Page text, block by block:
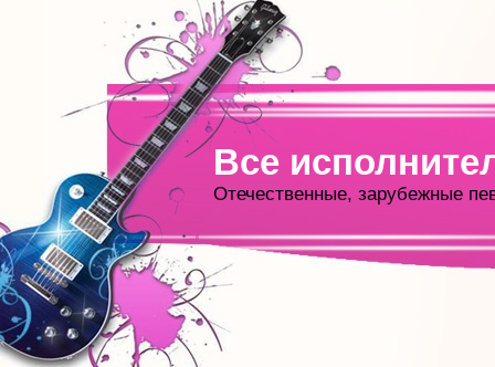
Все
Отечественные, зарубежные